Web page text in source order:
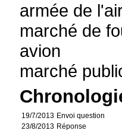
armée de
marché de
avion
marché
19/7/2013 Envoi question
23/8/2013 Réponse